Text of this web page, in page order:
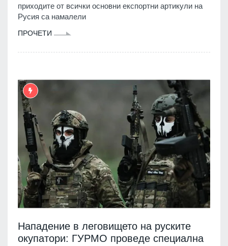
приходите от всички основни експортни артикули на
Русия са намалели
ПРОЧЕТИ
Нападение в леговището на руските
окупатори: ГУРМО проведе специална